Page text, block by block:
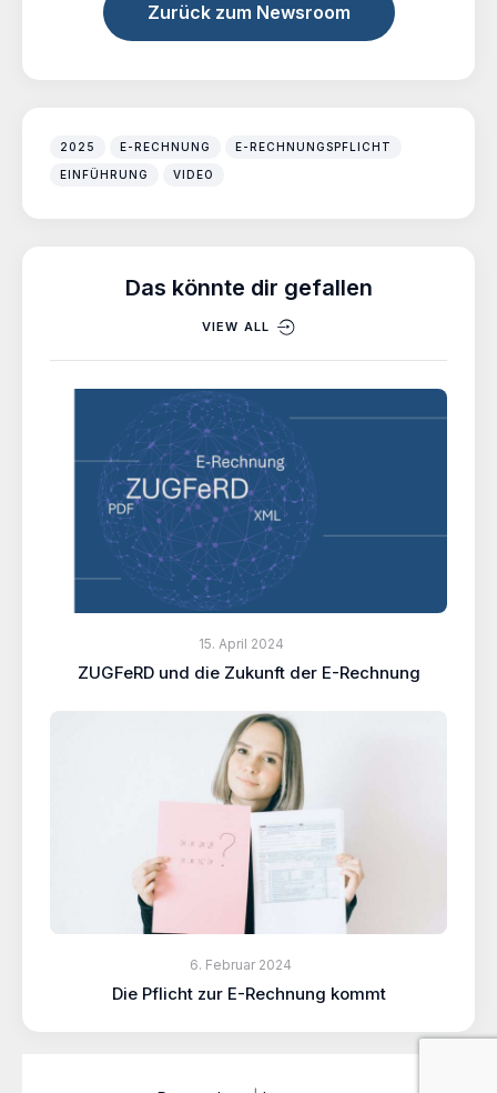
Zurück zum Newsroom
2025 E-RECHNUNG E-RECHNUNGSPFLICHT
EINFÜHRUNG VIDEO
Das könnte dir gefallen
VIEW ALL
15. April 2024
ZUGFeRD und die Zukunft der E-Rechnung
6. Februar 2024
Die Pflicht zur E-Rechnung kommt